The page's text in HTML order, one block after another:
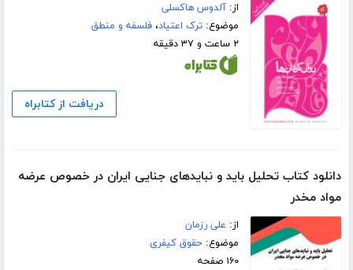
از:آلدوس هاکسلی
موضوع:ترک اعتیاد،فلسفه و منطق
۲ ساعت و ۳۷ دقیقه
دریافت از کتابراه
دانلود کتاب تحلیل باید و نبایدهای جنایی ایران در خصوص عرضه
مواد مخدر
از: علی رزمان
موضوع:حقوق کیفری
۱۶۰ صفحه